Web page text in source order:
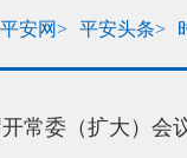
安网> 平安头条>
常委（扩大）会